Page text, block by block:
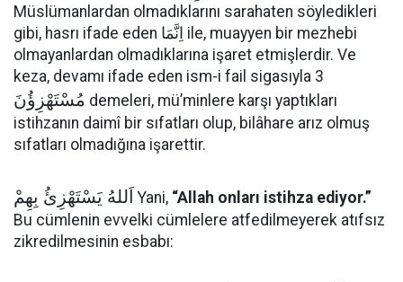
Müslümanlardan olmadıklarını sarahaten söyledikleri
gibi, hasrı ifade eden اِنَّمَا ile, muayyen bir mezhebi
olmayanlardan olmadıklarına işaret etmişlerdir. Ve
keza, devamı ifade eden ism-i fail sigasıyla 3
مُسْتَهْزِؤُنَ demeleri, mü’minlere karşı yaptıkları
istihzanın daimî bir sıfatları olup, bilâhare arız olmuş
sıfatları olmadığına işarettir.
اَللهُ يَسْتَهْزِئُ بِهِمْ Yani, “Allah onları istihza ediyor.”
Bu cümlenin evvelki cümlelere atfedilmeyerek atıfsız
zikredilmesinin esbabı: